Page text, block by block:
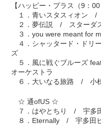
【ハッピー・プラス（9：
１．青いスタスィオン /
２．夢伝説 / スターダ
３．you were meant
４．シャッタード・ドリ
ズ
５．風に戦ぐブルーズ
オーケストラ
６．大いなる旅路 / 小
☆ 通ofUS ☆
７．はやとちり / 宇多
８．Eternally / 宇多田